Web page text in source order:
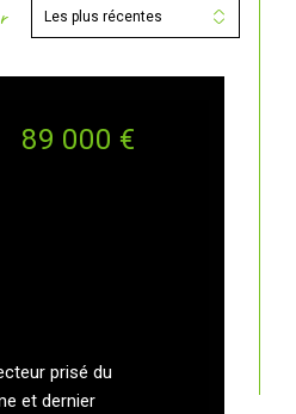
Les plus récentes
89 000 €
prisé du
et dernier